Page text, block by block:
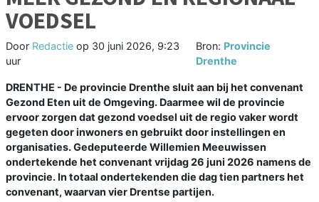
VOEDSEL
Door Redactie op 30 juni 2026, 9:23
uur
Bron: Provincie
Drenthe
DRENTHE - De provincie Drenthe sluit aan bij het convenant
Gezond Eten uit de Omgeving. Daarmee wil de provincie
ervoor zorgen dat gezond voedsel uit de regio vaker wordt
gegeten door inwoners en gebruikt door instellingen en
organisaties. Gedeputeerde Willemien Meeuwissen
ondertekende het convenant vrijdag 26 juni 2026 namens de
provincie. In totaal ondertekenden die dag tien partners het
convenant, waarvan vier Drentse partijen.